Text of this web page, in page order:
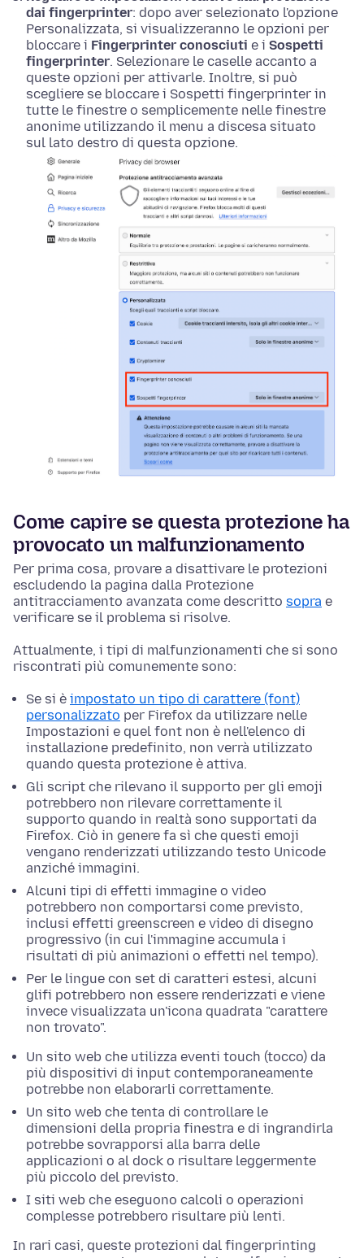
dai fingerprinter: dopo aver selezionato l'opzione
Personalizzata, si visualizzeranno le opzioni per
bloccare i Fingerprinter conosciuti e i Sospetti
fingerprinter. Selezionare le caselle accanto a
queste opzioni per attivarle. Inoltre, si può
scegliere se bloccare i Sospetti fingerprinter in
tutte le finestre o semplicemente nelle finestre
anonime utilizzando il menu a discesa situato
sul lato destro di questa opzione.
Come capire se questa protezione ha
provocato un malfunzionamento
Per prima cosa, provare a disattivare le protezioni
escludendo la pagina dalla Protezione
antitracciamento avanzata come descritto sopra e
verificare se il problema si risolve.
Attualmente, i tipi di malfunzionamenti che si sono
riscontrati più comunemente sono:
Se si è impostato un tipo di carattere (font)
personalizzato per Firefox da utilizzare nelle
Impostazioni e quel font non è nell'elenco di
installazione predefinito, non verrà utilizzato
quando questa protezione è attiva.
Gli script che rilevano il supporto per gli emoji
potrebbero non rilevare correttamente il
supporto quando in realtà sono supportati da
Firefox. Ciò in genere fa sì che questi emoji
vengano renderizzati utilizzando testo Unicode
anziché immagini.
Alcuni tipi di effetti immagine o video
potrebbero non comportarsi come previsto,
inclusi effetti greenscreen e video di disegno
progressivo (in cui l'immagine accumula i
risultati di più animazioni o effetti nel tempo).
Per le lingue con set di caratteri estesi, alcuni
glifi potrebbero non essere renderizzati e viene
invece visualizzata un'icona quadrata "carattere
non trovato".
Un sito web che utilizza eventi touch (tocco) da
più dispositivi di input contemporaneamente
potrebbe non elaborarli correttamente.
Un sito web che tenta di controllare le
dimensioni della propria finestra e di ingrandirla
potrebbe sovrapporsi alla barra delle
applicazioni o al dock o risultare leggermente
più piccolo del previsto.
I siti web che eseguono calcoli o operazioni
complesse potrebbero risultare più lenti.
In rari casi, queste protezioni dal fingerprinting